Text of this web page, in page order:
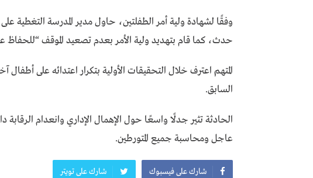
وفقًا لشهادة ولية أمر الطفلتين، حاول مدير المدرسة التغطية
حدث، كما قام بتهديد ولية الأمر بعدم تصعيد الموقف
المتهم اعترف خلال التحقيقات الأولية بتكرار اعتدائه على
السابق.
الحادثة تثير جدلًا واسعًا حول الإهمال الإداري وانعدام
عاجل ومحاسبة جميع المتورطين.
شارك على فيسبوك شارك على تويتر